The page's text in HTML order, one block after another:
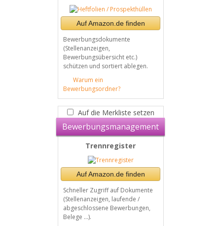
Auf Amazon.de finden
Bewerbungsdokumente
(Stellenanzeigen,
Bewerbungsübersicht etc.)
schützen und sortiert ablegen.
Warum ein
Bewerbungsordner?
Auf die Merkliste setzen
Bewerbungsmanagement
Trennregister
Auf Amazon.de finden
Schneller Zugriff auf Dokumente
(Stellenanzeigen, laufende /
abgeschlossene Bewerbungen,
Belege ...).